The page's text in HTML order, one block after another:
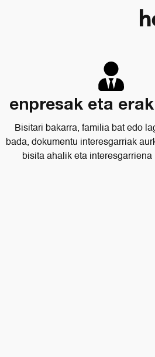
enpresak eta
Bisitari bakarra, familia bat edo
bada, dokumentu interesgarriak
bisita ahalik eta interesgarriena